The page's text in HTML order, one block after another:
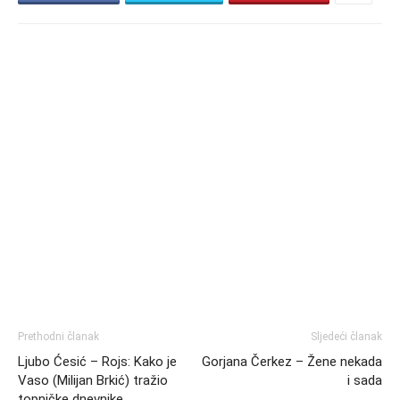
Prethodni članak
Ljubo Ćesić – Rojs: Kako je
Vaso (Milijan Brkić) tražio
Sljedeći članak
Gorjana Čerkez – Žene nekada
i sada